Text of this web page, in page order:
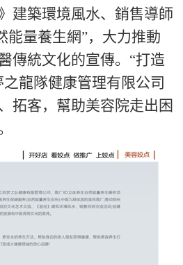
建築環境風水、銷售導師
能量養生網”，大力推動
傳統文化的宣傳。 “打造
之龍隊健康管理有限公司
拓客，幫助美容院走出困